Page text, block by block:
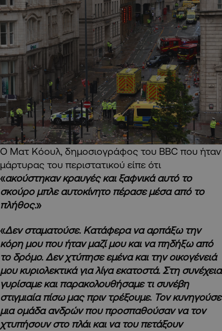
Ο Ματ Κόουλ, δημοσιογράφος του BBC που ήταν
μάρτυρας του περιστατικού είπε ότι
«ακούστηκαν κραυγές και ξαφνικά αυτό το
σκούρο μπλε αυτοκίνητο πέρασε μέσα από το
πλήθος.»
«Δεν σταματούσε. Κατάφερα να αρπάξω την
κόρη μου που ήταν μαζί μου και να πηδήξω από
το δρόμο. Δεν χτύπησε εμένα και την οικογένειά
μου κυριολεκτικά για λίγα εκατοστά. Στη συνέχεια
γυρίσαμε και παρακολουθήσαμε τι συνέβη
στιγμιαία πίσω μας πριν τρέξουμε. Τον κυνηγούσε
μια ομάδα ανδρών που προσπαθούσαν να τον
χτυπήσουν στο πλάι και να του πετάξουν